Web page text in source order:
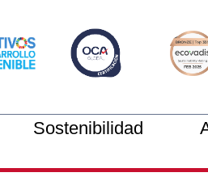
Sostenibilidad